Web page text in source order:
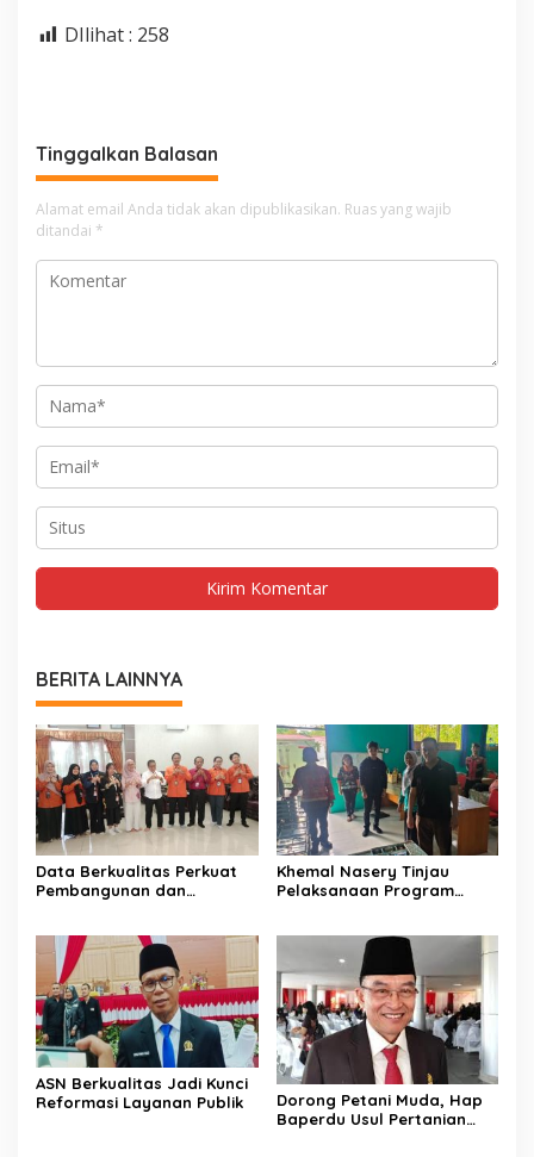
DIlihat : 258
Tinggalkan Balasan
Alamat email Anda tidak akan dipublikasikan. Ruas yang wajib
ditandai *
BERITA LAINNYA
Data Berkualitas Perkuat
Pembangunan dan
Khemal Nasery Tinjau
Pelaksanaan Program
ASN Berkualitas Jadi Kunci
Reformasi Layanan Publik
Dorong Petani Muda, Hap
Baperdu Usul Pertanian